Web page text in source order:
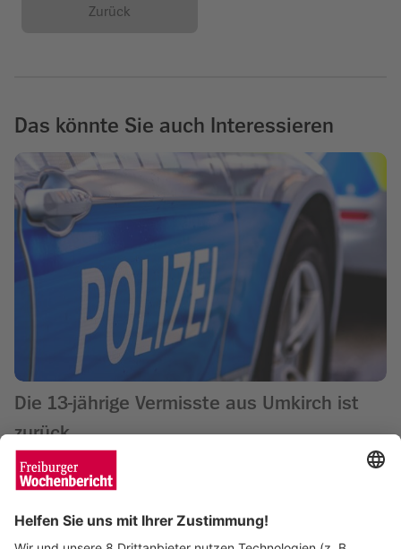
Zurück
Das könnte Sie auch Interessieren
Die 13-jährige Vermisste aus Umkirch ist
zurück